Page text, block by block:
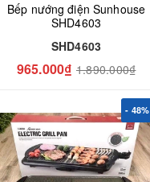
Bếp nướng điện Sunhouse
SHD4603
SHD4603
965.000₫ 1.890.000₫
- 48%